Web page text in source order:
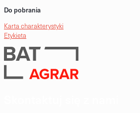
Do pobrania
Karta charakterystyki
Etykieta